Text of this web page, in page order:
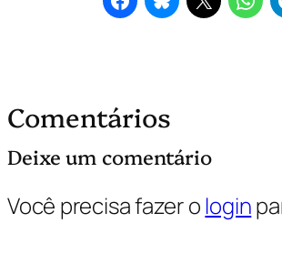
Comentários
Deixe um comentário
Você precisa fazer o login